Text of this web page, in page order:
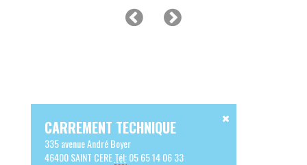
CARREMENT TECHNIQUE
335 avenue André Boyer
46400 SAINT CERETél:05 65 14 06 33